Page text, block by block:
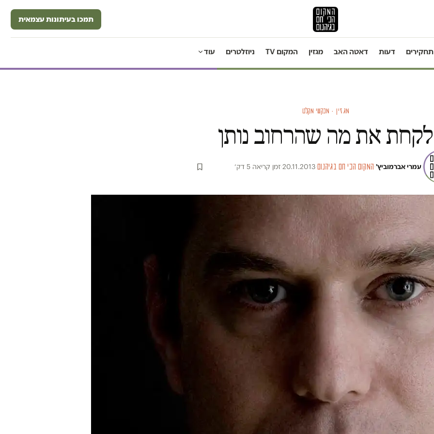
תמכו בעיתונות עצמאית
תחקירים דעות דאטה האב מגזין המקום TV ניוזלטרים עוד
מגזין · מבקשי מקלט
לקחת את מה שהרחוב נותן
עמרי אברמוביץ'·המקום הכי חם בגיהנום·
20.11.2013
·זמן קריאה 5 דק׳